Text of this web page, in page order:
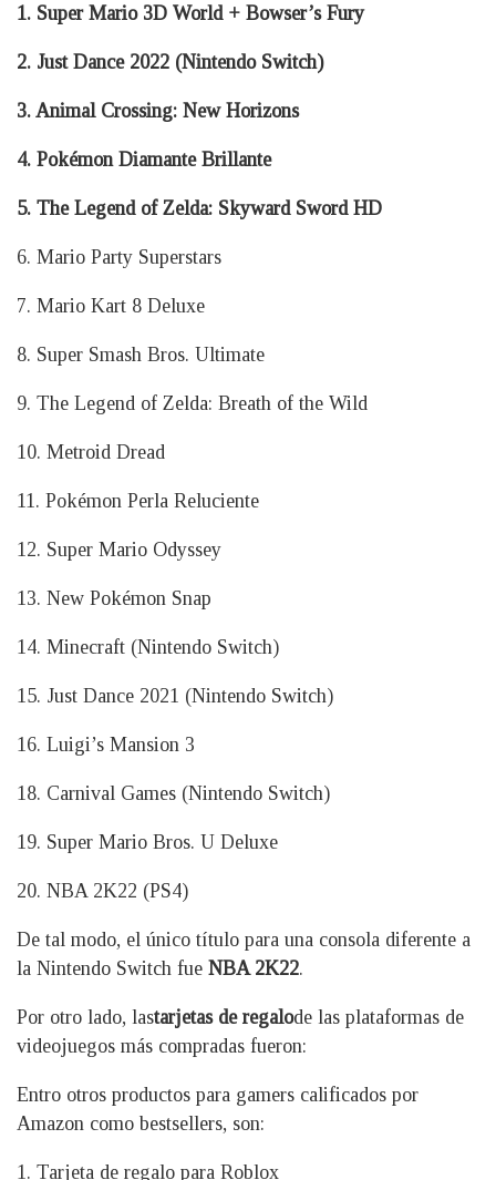
1. Super Mario 3D World + Bowser’s Fury
2. Just Dance 2022 (Nintendo Switch)
3. Animal Crossing: New Horizons
4. Pokémon Diamante Brillante
5. The Legend of Zelda: Skyward Sword HD
6. Mario Party Superstars
7. Mario Kart 8 Deluxe
8. Super Smash Bros. Ultimate
9. The Legend of Zelda: Breath of the Wild
10. Metroid Dread
11. Pokémon Perla Reluciente
12. Super Mario Odyssey
13. New Pokémon Snap
14. Minecraft (Nintendo Switch)
15. Just Dance 2021 (Nintendo Switch)
16. Luigi’s Mansion 3
18. Carnival Games (Nintendo Switch)
19. Super Mario Bros. U Deluxe
20. NBA 2K22 (PS4)
De tal modo, el único título para una consola diferente a
la Nintendo Switch fue NBA 2K22.
Por otro lado, lastarjetas de regalode las plataformas de
videojuegos más compradas fueron:
Entro otros productos para gamers calificados por
Amazon como bestsellers, son:
1. Tarjeta de regalo para Roblox